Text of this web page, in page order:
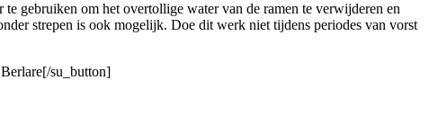
gebruiken om het overtollige water van de ramen te verwijderen en
strepen is ook mogelijk. Doe dit werk niet tijdens periodes van vorst
su_button]